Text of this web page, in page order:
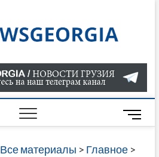
О
В
ГРУЗИИ
M
e
n
Все материалы > Главное>